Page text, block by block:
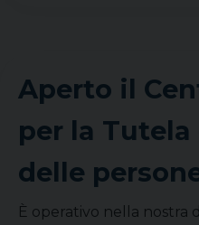
Aperto il
per la
delle
È operativo nella nostra